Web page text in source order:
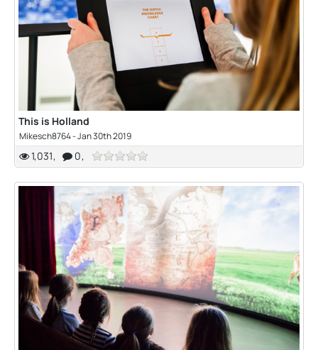
This is Holland
Mikesch8764-Jan 30th 2019
1,031 0